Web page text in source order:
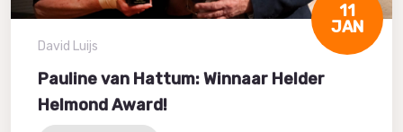
11
JAN
David Luijs
Pauline van Hattum: Winnaar Helder
Helmond Award!